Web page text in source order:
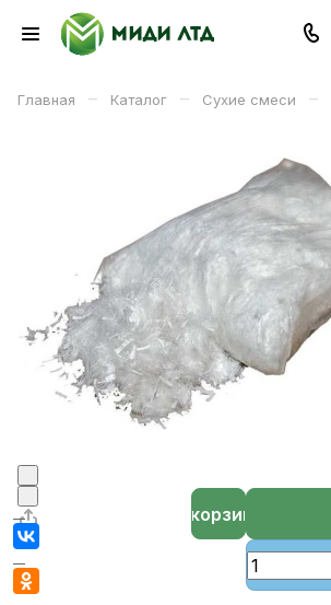
Главная – Каталог – Сухие смеси –
В корзине